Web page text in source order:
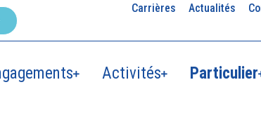
Carrières Actualités
Activités Particulier